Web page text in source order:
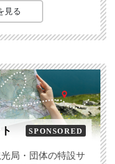
見る
SPONSORED
局・団体の特設サ